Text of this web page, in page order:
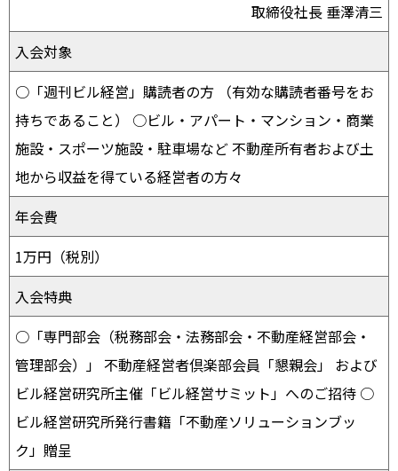
取締役社長 垂澤清三
入会対象
○「週刊ビル経営」購読者の方 （有効な購読者番号をお
持ちであること） ○ビル・アパート・マンション・商業
施設・スポーツ施設・駐車場など 不動産所有者および土
地から収益を得ている経営者の方々
年会費
1万円（税別）
入会特典
○「専門部会（税務部会・法務部会・不動産経営部会・
管理部会）」 不動産経営者倶楽部会員「懇親会」 および
ビル経営研究所主催「ビル経営サミット」へのご招待 ○
ビル経営研究所発行書籍「不動産ソリューションブッ
ク」贈呈